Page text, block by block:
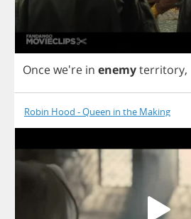
Oncewe're in enemyterritory,
Robin Hood - Queen in the Making